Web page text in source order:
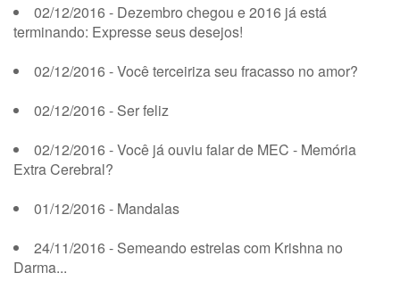
02/12/2016 - Dezembro chegou e 2016 já está
terminando: Expresse seus desejos!
02/12/2016 - Você terceiriza seu fracasso no amor?
02/12/2016 - Ser feliz
02/12/2016 - Você já ouviu falar de MEC - Memória
Extra Cerebral?
01/12/2016 - Mandalas
24/11/2016 - Semeando estrelas com Krishna no
Darma...